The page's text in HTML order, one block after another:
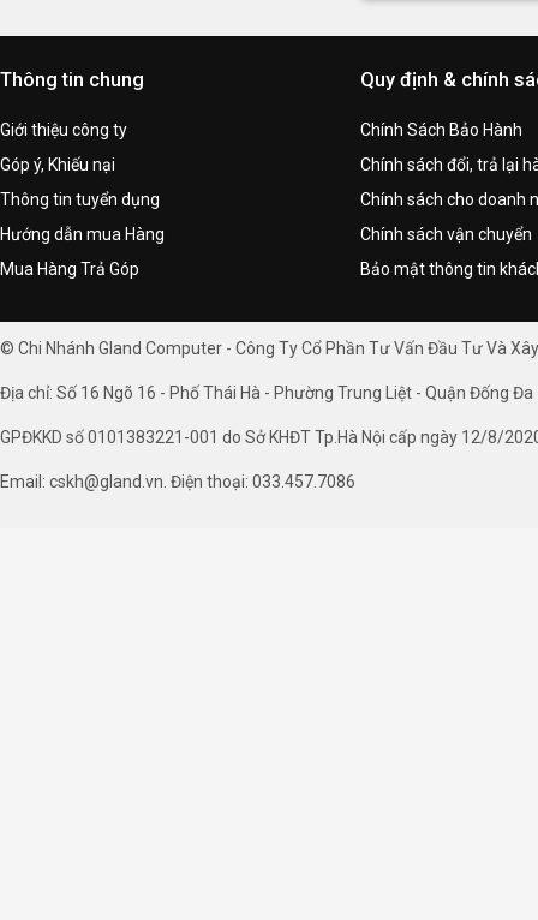
Thông tin chung
Giới thiệu công ty
Góp ý, Khiếu nại
Thông tin tuyển dụng
Hướng dẫn mua Hàng
Mua Hàng Trả Góp
Quy định & chính
Chính Sách Bảo Hành
Chính sách đổi, trả lại
Chính sách cho doanh
Chính sách vận chuyển
Bảo mật thông tin
© Chi Nhánh Gland Computer - Công Ty Cổ Phần Tư Vấn Đầu Tư Và
Địa chỉ: Số 16 Ngõ 16 - Phố Thái Hà - Phường Trung Liệt - Quận Đống Đa
GPĐKKD số 0101383221-001 do Sở KHĐT Tp.Hà Nội cấp ngày 12/8/
Email: cskh@gland.vn. Điện thoại: 033.457.7086